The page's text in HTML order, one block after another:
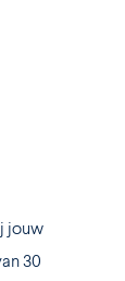
jouw
30